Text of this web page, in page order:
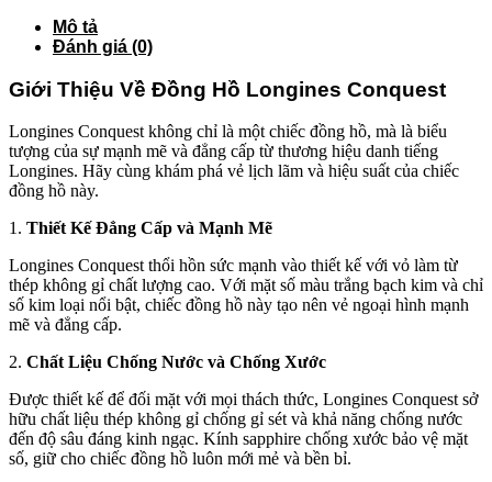
Mô tả
Đánh giá (0)
Giới Thiệu Về Đồng Hồ Longines Conquest
Longines Conquest không chỉ là một chiếc đồng hồ, mà là biểu
tượng của sự mạnh mẽ và đẳng cấp từ thương hiệu danh tiếng
Longines. Hãy cùng khám phá vẻ lịch lãm và hiệu suất của chiếc
đồng hồ này.
1. Thiết Kế Đẳng Cấp và Mạnh Mẽ
Longines Conquest thổi hồn sức mạnh vào thiết kế với vỏ làm từ
thép không gỉ chất lượng cao. Với mặt số màu trắng bạch kim và chỉ
số kim loại nổi bật, chiếc đồng hồ này tạo nên vẻ ngoại hình mạnh
mẽ và đẳng cấp.
2. Chất Liệu Chống Nước và Chống Xước
Được thiết kế để đối mặt với mọi thách thức, Longines Conquest sở
hữu chất liệu thép không gỉ chống gỉ sét và khả năng chống nước
đến độ sâu đáng kinh ngạc. Kính sapphire chống xước bảo vệ mặt
số, giữ cho chiếc đồng hồ luôn mới mẻ và bền bỉ.